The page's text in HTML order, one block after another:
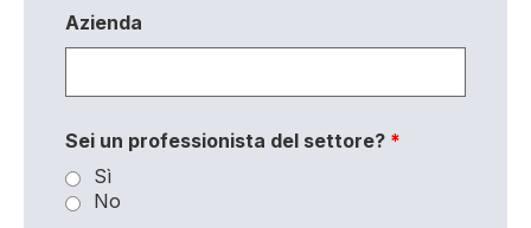
Azienda
Sei un professionista del settore? *
Sì
No